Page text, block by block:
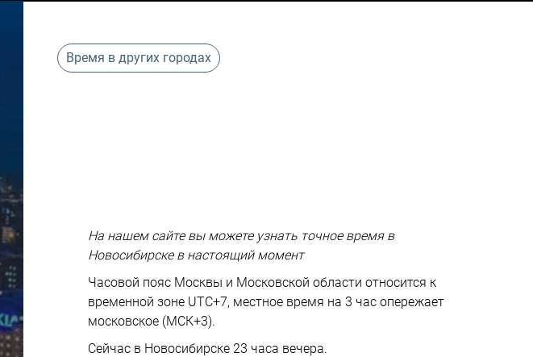
Время в других городах
На нашем сайте вы можете узнать точное время в
Новосибирске в настоящий момент
Часовой пояс Москвы и Московской области относится к
временной зоне UTC+7, местное время на 3 час опережает
московское (МСК+3).
Сейчас в Новосибирске 23 часа вечера.